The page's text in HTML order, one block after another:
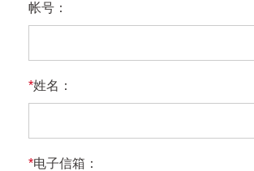
帐号：
*姓名：
*电子信箱：